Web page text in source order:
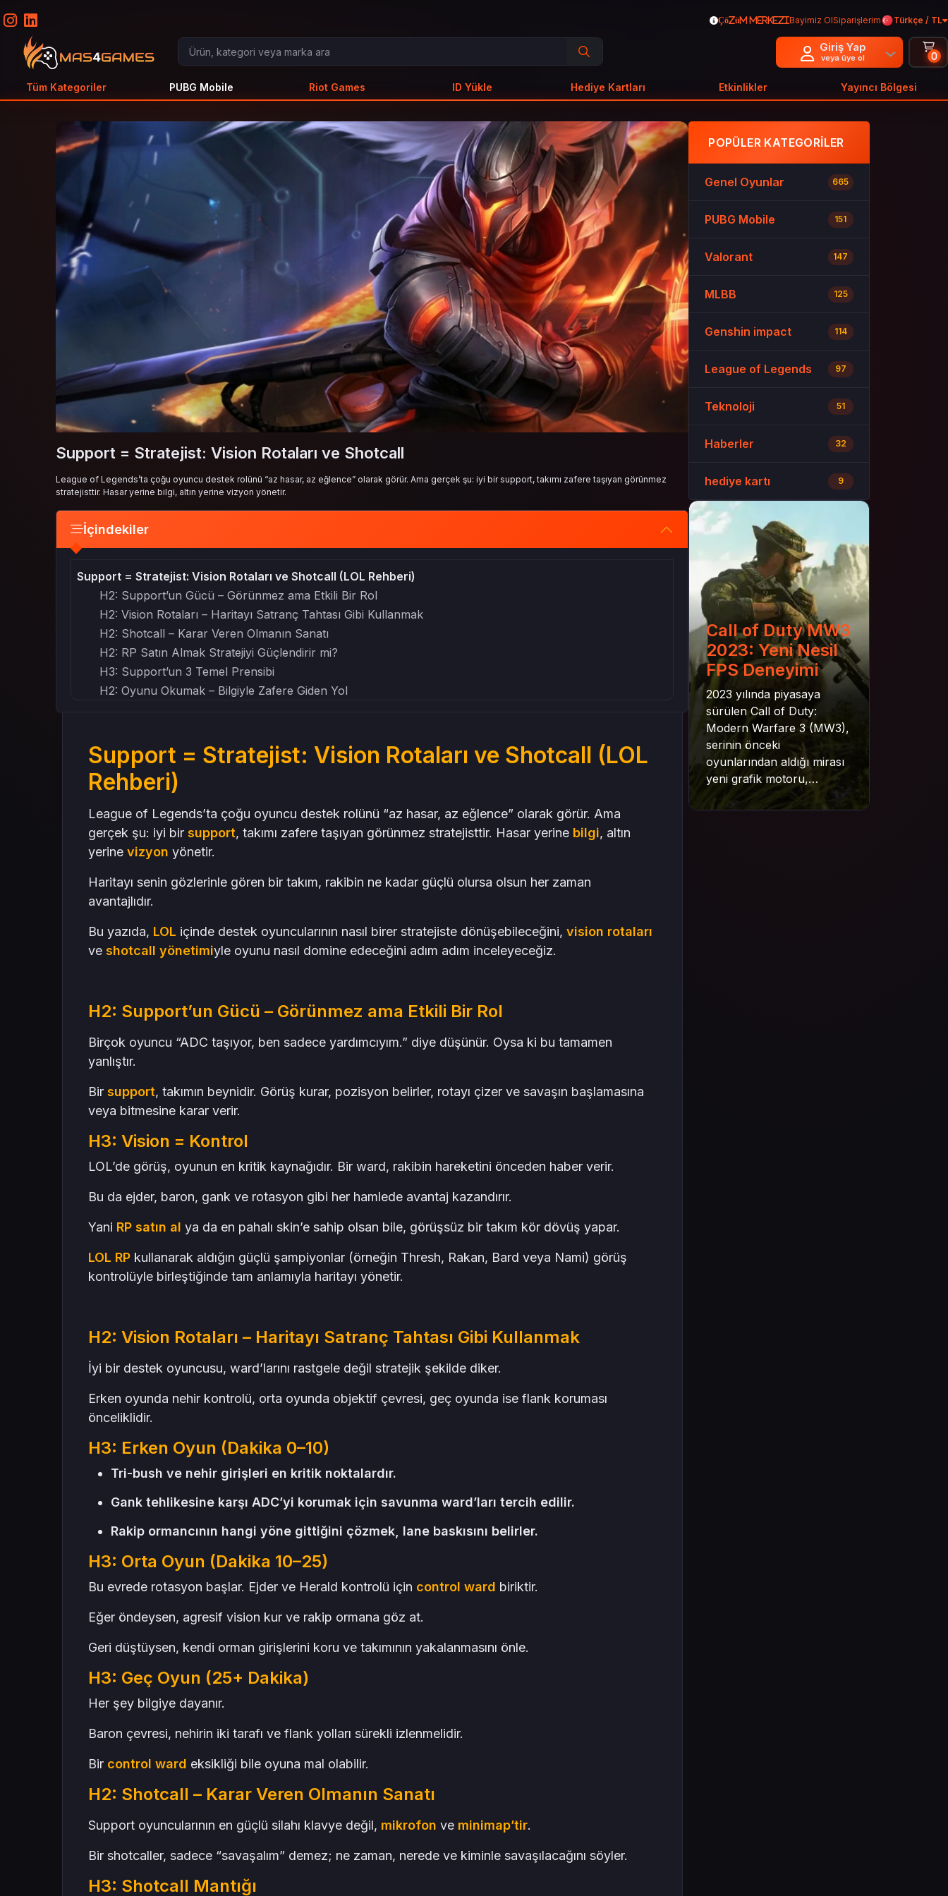
Çözüm MerkeziBayimiz OlSiparişlerim Türkçe / TL
Giriş Yap
veya üye ol 0
Tüm Kategoriler PUBG Mobile Riot Games ID Yükle Hediye Kartları Etkinlikler Yayıncı Bölgesi
Support = Stratejist: Vision Rotaları ve Shotcall
League of Legends’ta çoğu oyuncu destek rolünü “az hasar, az eğlence” olarak görür. Ama gerçek şu: iyi bir support, takımı zafere taşıyan görünmez
stratejisttir. Hasar yerine bilgi, altın yerine vizyon yönetir.
İçindekiler
Support = Stratejist: Vision Rotaları ve Shotcall (LOL Rehberi)
H2: Support’un Gücü – Görünmez ama Etkili Bir Rol
H2: Vision Rotaları – Haritayı Satranç Tahtası Gibi Kullanmak
H2: Shotcall – Karar Veren Olmanın Sanatı
H2: RP Satın Almak Stratejiyi Güçlendirir mi?
H3: Support’un 3 Temel Prensibi
H2: Oyunu Okumak – Bilgiyle Zafere Giden Yol
Support = Stratejist: Vision Rotaları ve Shotcall (LOL
Rehberi)
League of Legends’ta çoğu oyuncu destek rolünü “az hasar, az eğlence” olarak görür. Ama
gerçek şu: iyi bir support, takımı zafere taşıyan görünmez stratejisttir. Hasar yerine bilgi, altın
yerine vizyon yönetir.
Haritayı senin gözlerinle gören bir takım, rakibin ne kadar güçlü olursa olsun her zaman
avantajlıdır.
Bu yazıda, LOL içinde destek oyuncularının nasıl birer stratejiste dönüşebileceğini, vision rotaları
ve shotcall yönetimiyle oyunu nasıl domine edeceğini adım adım inceleyeceğiz.
H2: Support’un Gücü – Görünmez ama Etkili Bir Rol
Birçok oyuncu “ADC taşıyor, ben sadece yardımcıyım.” diye düşünür. Oysa ki bu tamamen
yanlıştır.
Bir support, takımın beynidir. Görüş kurar, pozisyon belirler, rotayı çizer ve savaşın başlamasına
veya bitmesine karar verir.
H3: Vision = Kontrol
LOL’de görüş, oyunun en kritik kaynağıdır. Bir ward, rakibin hareketini önceden haber verir.
Bu da ejder, baron, gank ve rotasyon gibi her hamlede avantaj kazandırır.
Yani RP satın al ya da en pahalı skin’e sahip olsan bile, görüşsüz bir takım kör dövüş yapar.
LOL RPkullanarak aldığın güçlü şampiyonlar (örneğin Thresh, Rakan, Bard veya Nami) görüş
kontrolüyle birleştiğinde tam anlamıyla haritayı yönetir.
H2: Vision Rotaları – Haritayı Satranç Tahtası Gibi Kullanmak
İyi bir destek oyuncusu, ward’larını rastgele değil stratejik şekilde diker.
Erken oyunda nehir kontrolü, orta oyunda objektif çevresi, geç oyunda ise flank koruması
önceliklidir.
H3: Erken Oyun (Dakika 0–10)
Tri-bush ve nehir girişleri en kritik noktalardır.
Gank tehlikesine karşı ADC’yi korumak için savunma ward’ları tercih edilir.
Rakip ormancının hangi yöne gittiğini çözmek, lane baskısını belirler.
H3: Orta Oyun (Dakika 10–25)
Bu evrede rotasyon başlar. Ejder ve Herald kontrolü için control ward biriktir.
Eğer öndeysen, agresif vision kur ve rakip ormana göz at.
Geri düştüysen, kendi orman girişlerini koru ve takımının yakalanmasını önle.
H3: Geç Oyun (25+ Dakika)
Her şey bilgiye dayanır.
Baron çevresi, nehirin iki tarafı ve flank yolları sürekli izlenmelidir.
Bir control ward eksikliği bile oyuna mal olabilir.
H2: Shotcall – Karar Veren Olmanın Sanatı
Support oyuncularının en güçlü silahı klavye değil, mikrofon ve minimap’tir.
Bir shotcaller, sadece “savaşalım” demez; ne zaman, nerede ve kiminle savaşılacağını söyler.
H3: Shotcall Mantığı
POPÜLER KATEGORILER
Genel Oyunlar 665
PUBG Mobile 151
Valorant 147
MLBB 125
Genshin impact 114
League of Legends 97
Teknoloji 51
Haberler 32
hediye kartı 9
Call of Duty MW3
2023: Yeni Nesil
FPS Deneyimi
2023 yılında piyasaya
sürülen Call of Duty:
Modern Warfare 3 (MW3),
serinin önceki
oyunlarından aldığı mirası
yeni grafik motoru,
mekanik gelişimler ve daha
derin senaryo yapısıyla